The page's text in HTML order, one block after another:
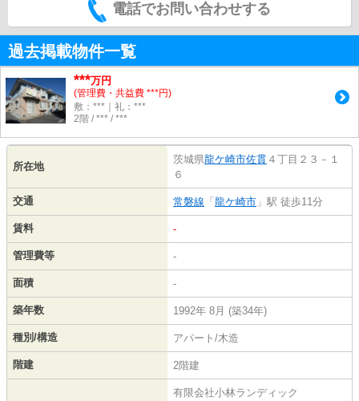
電話でお問い合わせする
過去掲載物件一覧
***万円
(管理費・共益費 ***円)
敷：***｜礼：***
2階 / *** / ***
所在地
茨城県龍ケ崎市佐貫 ４丁目２３－１
６
交通 常磐線 「 龍ケ崎市 」駅 徒歩11分
賃料 -
管理費等 -
面積 -
築年数 1992年 8月 (築34年)
種別/構造 アパート/木造
階建 2階建
有限会社小林ランディック